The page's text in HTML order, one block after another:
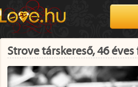
Strove társkereső, 46 éves